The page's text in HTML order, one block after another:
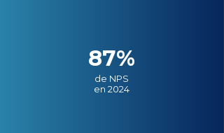
87%
de NPS
en 2024